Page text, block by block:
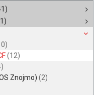
(12)
Znojmo) (2)